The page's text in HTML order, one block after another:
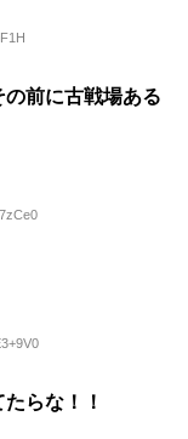
前に古戦場ある
らな！！